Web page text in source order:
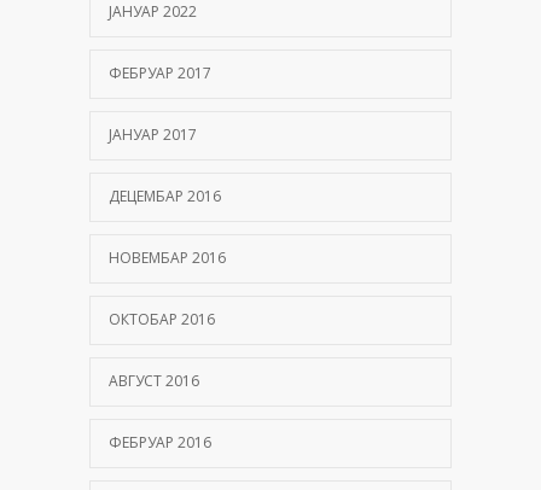
ЈАНУАР 2022
ФЕБРУАР 2017
ЈАНУАР 2017
ДЕЦЕМБАР 2016
НОВЕМБАР 2016
ОКТОБАР 2016
АВГУСТ 2016
ФЕБРУАР 2016